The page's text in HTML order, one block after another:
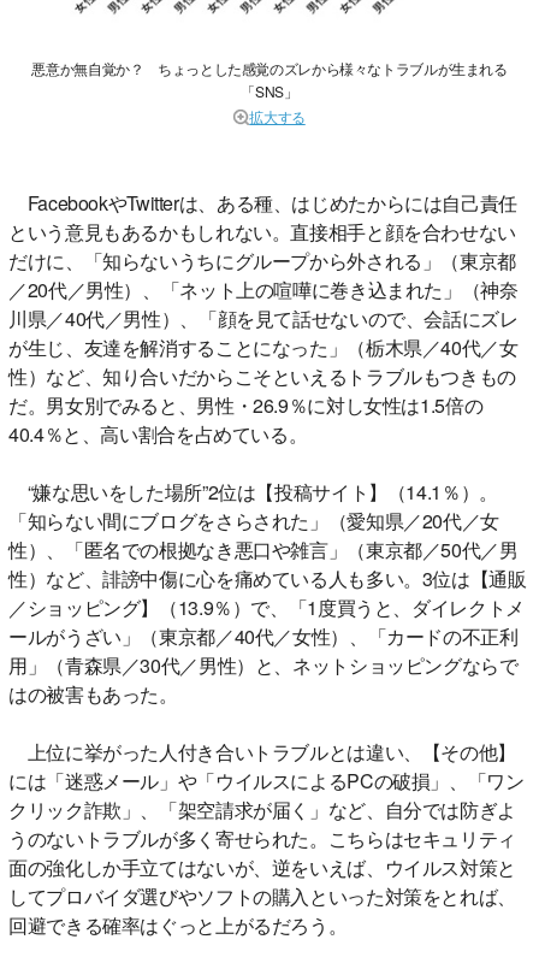
悪意か無自覚か？ ちょっとした感覚のズレから様々なトラブルが生まれる
「SNS」
拡大する
FacebookやTwitterは、ある種、はじめたからには自己責任
という意見もあるかもしれない。直接相手と顔を合わせない
だけに、「知らないうちにグループから外される」（東京都
／20代／男性）、「ネット上の喧嘩に巻き込まれた」（神奈
川県／40代／男性）、「顔を見て話せないので、会話にズレ
が生じ、友達を解消することになった」（栃木県／40代／女
性）など、知り合いだからこそといえるトラブルもつきもの
だ。男女別でみると、男性・26.9％に対し女性は1.5倍の
40.4％と、高い割合を占めている。
“嫌な思いをした場所”2位は【投稿サイト】（14.1％）。
「知らない間にブログをさらされた」（愛知県／20代／女
性）、「匿名での根拠なき悪口や雑言」（東京都／50代／男
性）など、誹謗中傷に心を痛めている人も多い。3位は【通販
／ショッピング】（13.9％）で、「1度買うと、ダイレクトメ
ールがうざい」（東京都／40代／女性）、「カードの不正利
用」（青森県／30代／男性）と、ネットショッピングならで
はの被害もあった。
上位に挙がった人付き合いトラブルとは違い、【その他】
には「迷惑メール」や「ウイルスによるPCの破損」、「ワン
クリック詐欺」、「架空請求が届く」など、自分では防ぎよ
うのないトラブルが多く寄せられた。こちらはセキュリティ
面の強化しか手立てはないが、逆をいえば、ウイルス対策と
してプロバイダ選びやソフトの購入といった対策をとれば、
回避できる確率はぐっと上がるだろう。